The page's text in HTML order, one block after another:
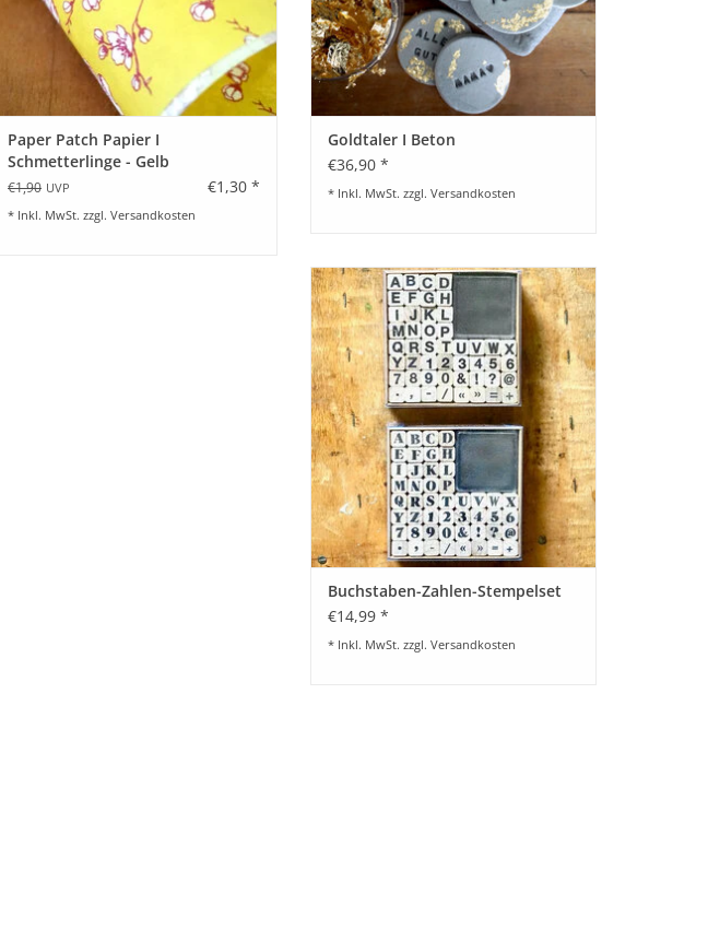
Paper Patch Papier I
Schmetterlinge - Gelb
€1,90 UVP €1,30 *
* Inkl. MwSt. zzgl. Versandkosten
Goldtaler I Beton
€36,90 *
* Inkl. MwSt. zzgl. Versandkosten
Buchstaben-Zahlen-Stempelset von Paper
Poetry (48 Stück) inkl. Stempelkissen
BESTELLEN
Buchstaben-Zahlen-Stempelset
€14,99 *
* Inkl. MwSt. zzgl. Versandkosten